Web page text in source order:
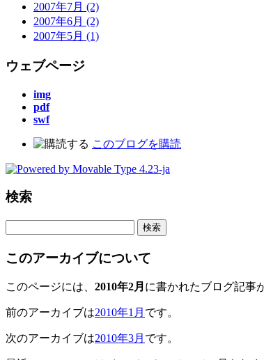
2007年7月 (2)
2007年6月 (2)
2007年5月 (1)
ウェブページ
img
pdf
swf
このブログを購読
検索
このアーカイブについて
このページには、 2010年2月 に書かれたブログ記事
前のアーカイブは2010年1月 です。
次のアーカイブは2010年3月 です。